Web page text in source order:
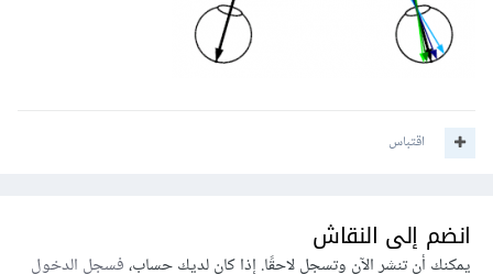
اقتباس
انضم إلى النقاش
يمكنك أن تنشر الآن وتسجل لاحقًا. إذا كان لديك حساب،فسجل الدخول